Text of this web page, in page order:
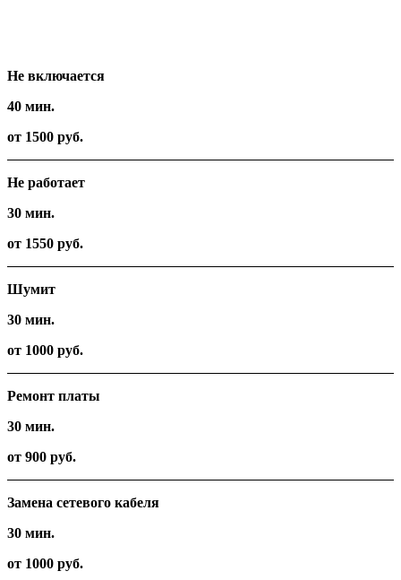
Не включается
40 мин.
от 1500 руб.
Не работает
30 мин.
от 1550 руб.
Шумит
30 мин.
от 1000 руб.
Ремонт платы
30 мин.
от 900 руб.
Замена сетевого кабеля
30 мин.
от 1000 руб.